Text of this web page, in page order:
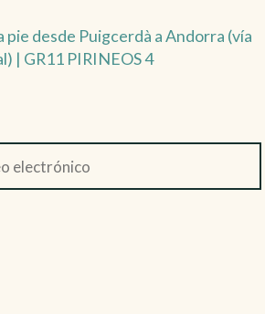
pie desde Puigcerdà a Andorra (vía
| GR11 PIRINEOS 4